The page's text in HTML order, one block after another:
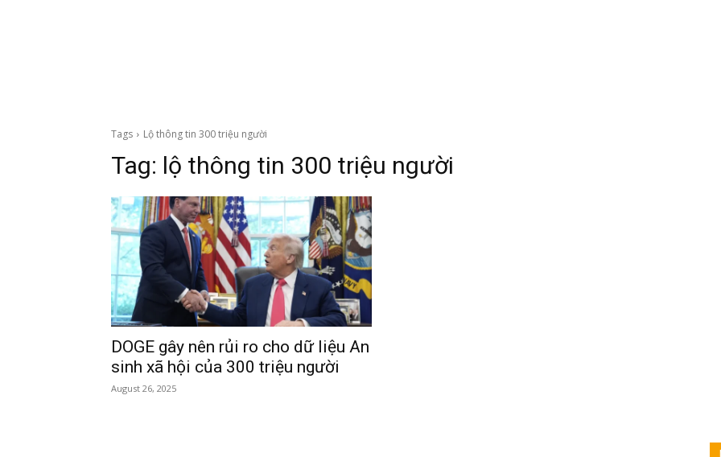
Tags Lộ thông tin 300 triệu người
Tag: lộ thông tin 300 triệu người
DOGE gây nên rủi ro cho dữ liệu An
sinh xã hội của 300 triệu người
August 26, 2025